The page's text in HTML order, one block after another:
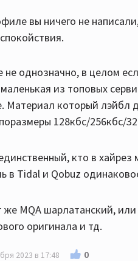
вы ничего не
не однозначно, в целом
из топовых
который лэйбл
128кбс/256кбс/
кто в хайрез
в Tidal и Qobuz
MQA шарлатанский,
оригинала и тд.
2023 в 17:48 0